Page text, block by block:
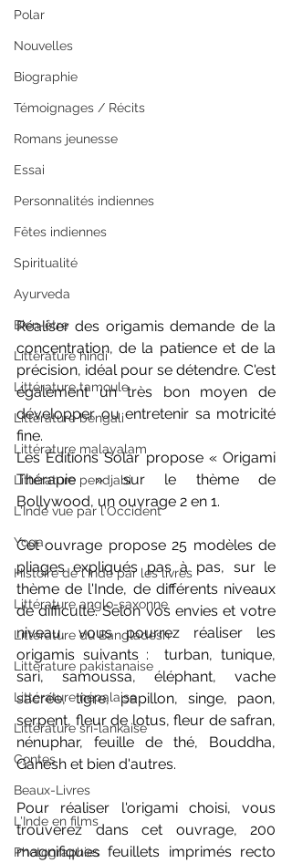
Polar
Nouvelles
Biographie
Témoignages / Récits
Romans jeunesse
Essai
Personnalités indiennes
Fêtes indiennes
Spiritualité
Ayurveda
Bien-être
Littérature hindi
Littérature tamoule
Littérature bengali
Littérature malayalam
Littérature pendjabi
L'Inde vue par l'Occident
Yoga
Histoire de l'Inde par les livres
Littérature anglo-saxonne
Littérature du Bangladesh
Littérature pakistanaise
Littérature népalaise
Littérature sri-lankaise
Contes
Beaux-Livres
L'Inde en films
Photographies
Réaliser des origamis demande de la
concentration, de la patience et de la
précision, idéal pour se détendre. C'est
également un très bon moyen de
développer ou entretenir sa motricité
fine.
Les Éditions Solar propose « Origami
Thérapie » sur le thème de
Bollywood, un ouvrage 2 en 1.
Cet ouvrage propose 25 modèles de
pliages expliqués pas à pas, sur le
thème de l'Inde, de différents niveaux
de difficulté. Selon vos envies et votre
niveau, vous pourrez réaliser les
origamis suivants :
turban, tunique,
sari, samoussa, éléphant, vache
sacrée, tigre, papillon, singe, paon,
serpent, fleur de lotus, fleur de safran,
nénuphar, feuille de thé, Bouddha,
Ganesh et bien d'autres.
Pour réaliser l'origami choisi, vous
trouverez dans cet ouvrage, 200
magnifiques feuillets imprimés recto